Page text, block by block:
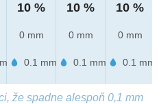
10 %
0 mm
0.1 mm
10 %
0 mm
0.1 mm
10 %
0 mm
0.1 mm
že spadne alespoň 0,1 mm